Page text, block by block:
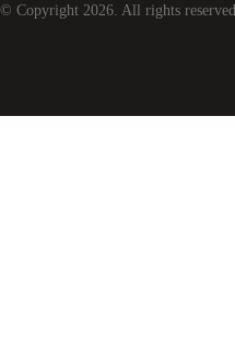
© Copyright 2026 . All rights reserved.